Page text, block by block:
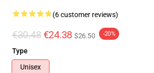
(6 customer reviews)
€30.48 €24.38 $26.50 -20%
Type
Unisex